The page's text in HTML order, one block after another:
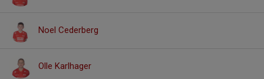
Noel Cederberg
Olle Karlhager